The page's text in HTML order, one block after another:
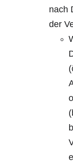
nach
der